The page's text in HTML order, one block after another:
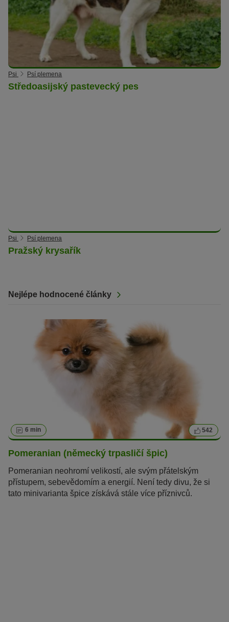
Psi Psí plemena
Středoasijský pastevecký pes
Psi Psí plemena
Pražský krysařík
Nejlépe hodnocené články
6 min 542
Pomeranian (německý trpasličí špic)
Pomeranian neohromí velikostí, ale svým přátelským
přístupem, sebevědomím a energií. Není tedy divu, že si
tato minivarianta špice získává stále více příznivců.